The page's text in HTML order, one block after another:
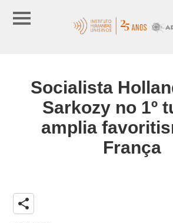
Socialista
Sarkozy no 1º
amplia
França
share